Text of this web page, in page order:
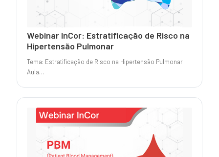
Webinar InCor: Estratificação de Risco na
Hipertensão Pulmonar
Tema: Estratificação de Risco na Hipertensão Pulmonar
Aula…